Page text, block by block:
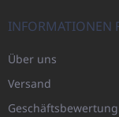
INFORMATIONEN
Über uns
Versand
Geschäftsbewertung